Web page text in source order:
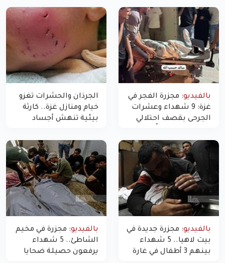
بالفيديو: مجزرة الفجر في
غزة: 9 شهداء وعشرات
الجرحى بقصف احتلالي
الجرذان والحشرات تغزو
خيام ومنازل غزة.. كارثة
بيئية تنهش أجساد
بالفيديو: مجزرة جديدة في
بيت لاهيا.. 5 شهداء
بينهم 3 أطفال في غارة
بالفيديو: مجزرة في مخيم
الشاطئ.. 5 شهداء
يرفعون حصيلة ضحايا